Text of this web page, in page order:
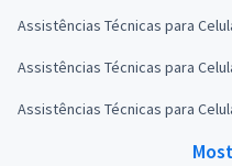
Assistências Técnicas para
Assistências Técnicas para
Assistências Técnicas para